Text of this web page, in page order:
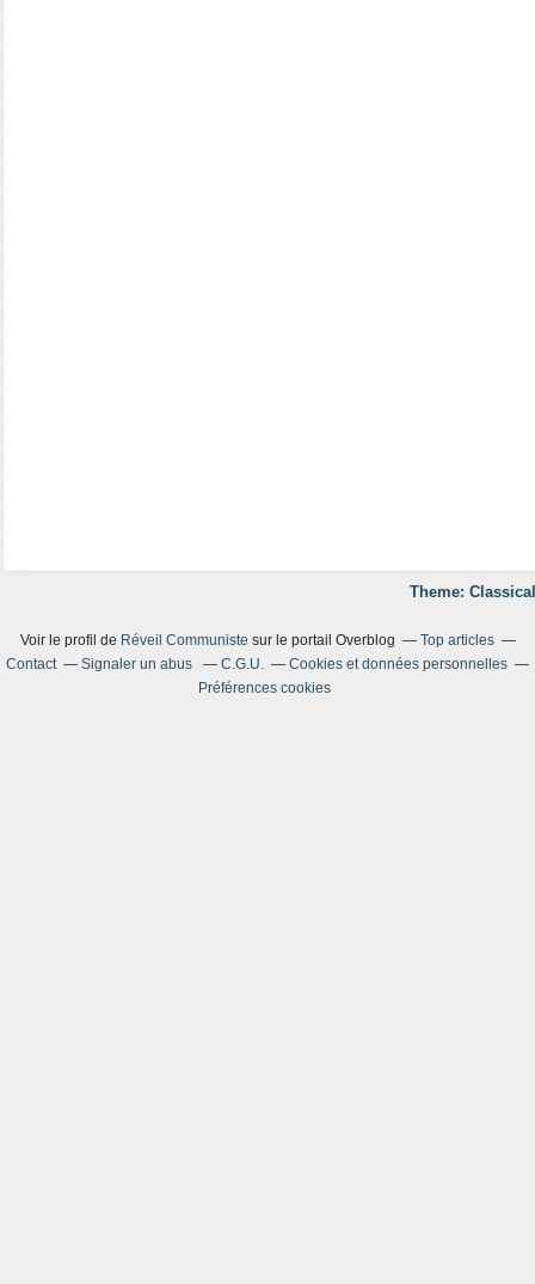
Theme:
Voir le profil de Réveil Communiste sur le portail Overblog
Top articles
Contact
Signaler un abus C.G.U.
Cookies et données personnelles
Préférences cookies